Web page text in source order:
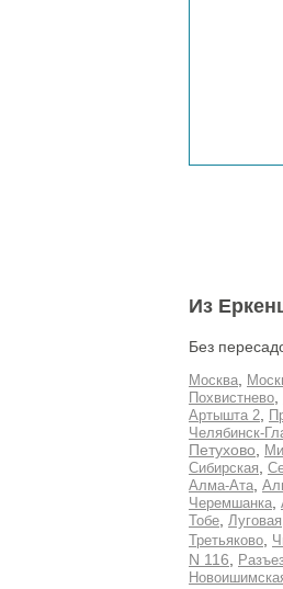
Из
Без
Москва
Похвистнево
Артышта 2
Челябинск-
Петухово
Сибирская
Алма-Ата
Черемшанка
Тобе Луговая
Третьяково
N 116